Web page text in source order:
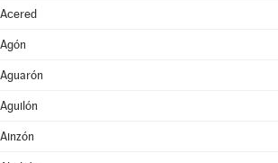
Acered
Agón
Aguarón
Aguilón
Ainzón